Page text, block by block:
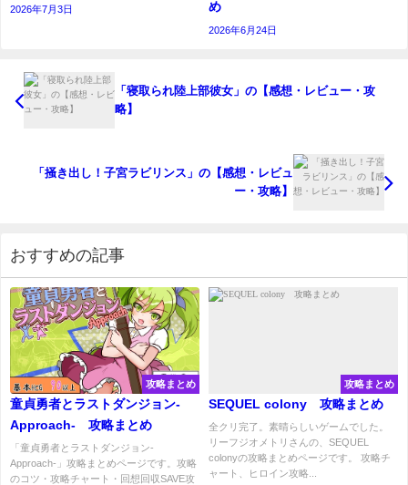
2026年7月3日
め
2026年6月24日
「寝取られ陸上部彼女」の【感想・レビュー・攻
略】
「掻き出し！子宮ラビリンス」の【感想・レビュ
ー・攻略】
おすすめの記事
攻略まとめ
童貞勇者とラストダンジョン-
Approach- 攻略まとめ
「童貞勇者とラストダンジョン-
Approach-」攻略まとめページです。攻略
のコツ・攻略チャート・回想回収SAVE攻
攻略まとめ
SEQUEL colony 攻略まとめ
全クリ完了。素晴らしいゲームでした。
リーフジオメトリさんの、SEQUEL
colonyの攻略まとめページです。 攻略チ
ャート、ヒロイン攻略...